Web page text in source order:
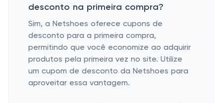
desconto na primeira compra?
Sim, a Netshoes oferece cupons de
desconto para a primeira compra,
permitindo que você economize ao adquirir
produtos pela primeira vez no site. Utilize
um cupom de desconto da Netshoes para
aproveitar essa vantagem.